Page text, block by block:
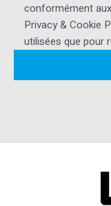
conformément
Privacy & Cookie
utilisées que pour